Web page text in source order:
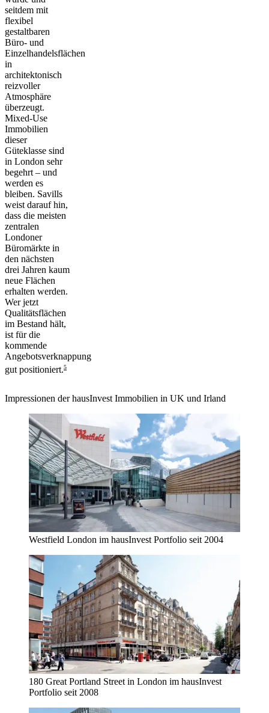
seitdem mit
flexibel
gestaltbaren
Büro- und
Einzelhandelsflächen
in
architektonisch
reizvoller
Atmosphäre
überzeugt.
Mixed-Use
Immobilien
dieser
Güteklasse sind
in London sehr
begehrt – und
werden es
bleiben. Savills
weist darauf hin,
dass die meisten
zentralen
Londoner
Büromärkte in
den nächsten
drei Jahren kaum
neue Flächen
erhalten werden.
Wer jetzt
Qualitätsflächen
im Bestand hält,
ist für die
kommende
Angebotsverknappung
gut positioniert.5
Impressionen der hausInvest Immobilien in UK und Irland
Westfield London im hausInvest Portfolio seit 2004
180 Great Portland Street in London im hausInvest
Portfolio seit 2008